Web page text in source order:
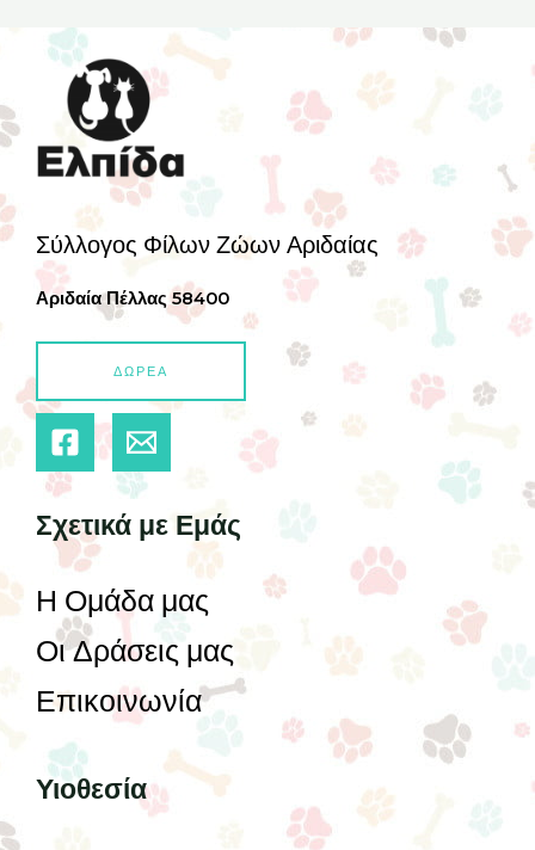
Σύλλογος Φίλων Ζώων Αριδαίας
Αριδαία Πέλλας 58400
ΔΩΡΕΑ
Σχετικά με Εμάς
Η Ομάδα μας
Οι Δράσεις μας
Επικοινωνία
Υιοθεσία